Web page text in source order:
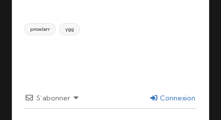
Tags:
prowlarr ygg
S’abonner Connexion